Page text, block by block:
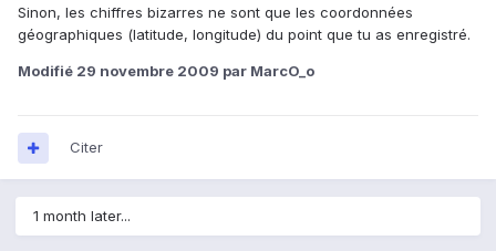
Sinon, les chiffres bizarres ne sont que les coordonnées
géographiques (latitude, longitude) du point que tu as enregistré.
Modifié 29 novembre 2009 par MarcO_o
Citer
1 month later...